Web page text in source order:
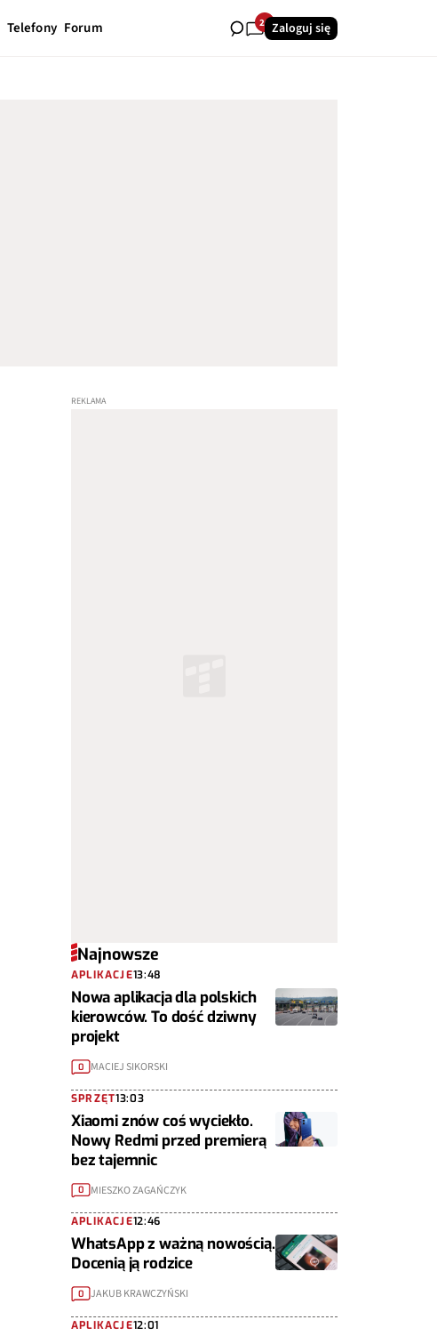
Telefony Forum 26Zaloguj się
Najnowsze
APLIKACJE13:48
Nowa aplikacja dla polskich
kierowców. To dość dziwny
projekt
0 MACIEJ SIKORSKI
SPRZĘT13:03
Xiaomi znów coś wyciekło.
Nowy Redmi przed premierą
bez tajemnic
0 MIESZKO ZAGAŃCZYK
APLIKACJE12:46
WhatsApp z ważną nowością.
Docenią ją rodzice
0 JAKUB KRAWCZYŃSKI
APLIKACJE12:01